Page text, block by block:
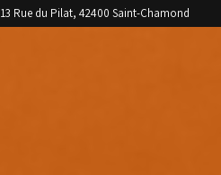
13 Rue du Pilat, 42400 Saint-Chamond